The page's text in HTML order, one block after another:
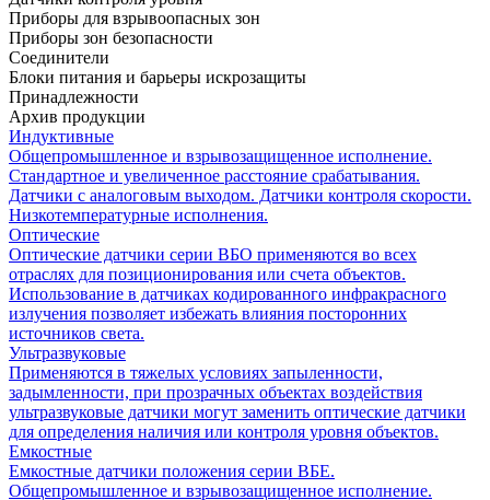
Приборы для взрывоопасных зон
Приборы зон безопасности
Соединители
Блоки питания и барьеры искрозащиты
Принадлежности
Архив продукции
Индуктивные
Общепромышленное и взрывозащищенное исполнение.
Стандартное и увеличенное расстояние срабатывания.
Датчики с аналоговым выходом. Датчики контроля скорости.
Низкотемпературные исполнения.
Оптические
Оптические датчики серии ВБО применяются во всех
отраслях для позиционирования или счета объектов.
Использование в датчиках кодированного инфракрасного
излучения позволяет избежать влияния посторонних
источников света.
Ультразвуковые
Применяются в тяжелых условиях запыленности,
задымленности, при прозрачных объектах воздействия
ультразвуковые датчики могут заменить оптические датчики
для определения наличия или контроля уровня объектов.
Емкостные
Емкостные датчики положения серии ВБЕ.
Общепромышленное и взрывозащищенное исполнение.